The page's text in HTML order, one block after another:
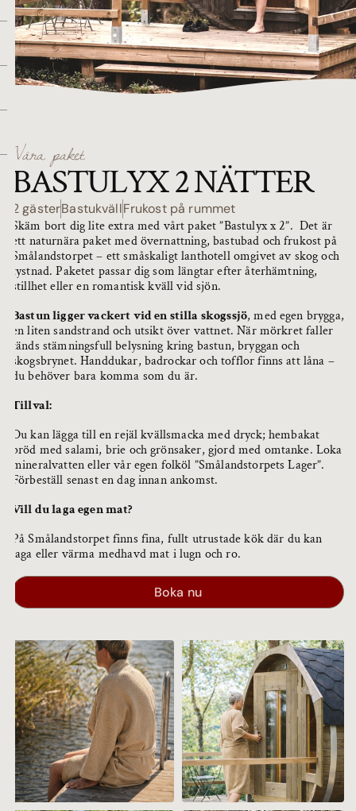
Våra paket
BASTULYX 2 NÄTTER
2 gästerBastukvällFrukost på rummet
Skäm bort dig lite extra med vårt paket ”Bastulyx x 2”. Det är
ett naturnära paket med övernattning, bastubad och frukost på
Smålandstorpet – ett småskaligt lanthotell omgivet av skog och
tystnad. Paketet passar dig som längtar efter återhämtning,
stillhet eller en romantisk kväll vid sjön.
Bastun ligger vackert vid en stilla skogssjö, med egen brygga,
en liten sandstrand och utsikt över vattnet. När mörkret faller
tänds stämningsfull belysning kring bastun, bryggan och
skogsbrynet. Handdukar, badrockar och tofflor finns att låna –
du behöver bara komma som du är.
Tillval:
Du kan lägga till en rejäl kvällsmacka med dryck; hembakat
bröd med salami, brie och grönsaker, gjord med omtanke. Loka
mineralvatten eller vår egen folköl ”Smålandstorpets Lager”.
Förbeställ senast en dag innan ankomst.
Vill du laga egen mat?
På Smålandstorpet finns fina, fullt utrustade kök där du kan
laga eller värma medhavd mat i lugn och ro.
Boka nu